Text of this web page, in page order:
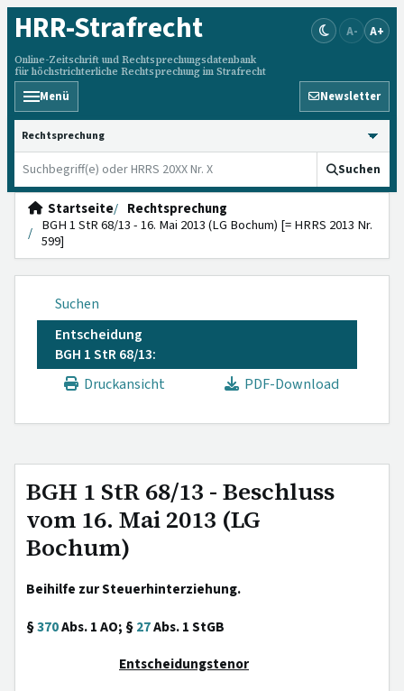
HRR-Strafrecht
Online-Zeitschrift und Rechtsprechungsdatenbank
für höchstrichterliche Rechtsprechung im Strafrecht
A- A+
Menü Newsletter
HRRS durchsuchen
Suchen
Startseite
Rechtsprechung
BGH 1 StR 68/13 - 16. Mai 2013 (LG Bochum) [= HRRS 2013 Nr.
599]
Suchen
Entscheidung
BGH 1 StR 68/13:
Druckansicht
PDF-Download
BGH 1 StR 68/13 - Beschluss
vom 16. Mai 2013 (LG
Bochum)
Beihilfe zur Steuerhinterziehung.
§370Abs. 1 AO; §27Abs. 1 StGB
Entscheidungstenor